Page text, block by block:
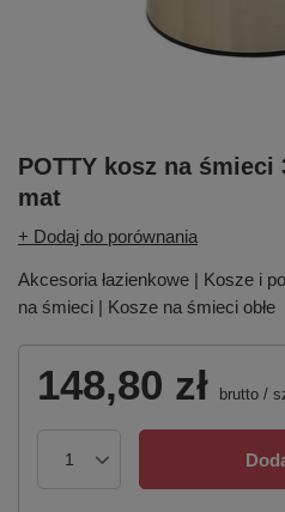
POTTY kosz na śmieci
mat
+ Dodaj do porównania
Akcesoria łazienkowe | Kosze i
na śmieci | Kosze na śmieci obłe
148,80 zł brutto /